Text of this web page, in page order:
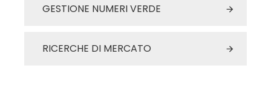
GESTIONE NUMERI VERDE
RICERCHE DI MERCATO